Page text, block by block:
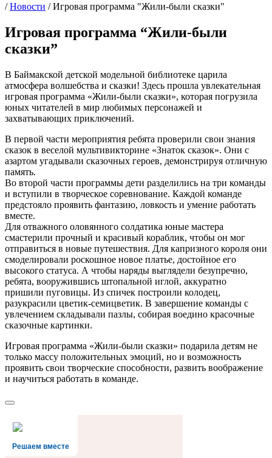
/Новости /Игровая программа "Жили-были сказки"
Игровая программа “Жили-были
сказки”
В Баймакской детской модельной библиотеке царила
атмосфера волшебства и сказки! Здесь прошла увлекательная
игровая программа «Жили-были сказки», которая погрузила
юных читателей в мир любимых персонажей и
захватывающих приключений.
В первой части мероприятия ребята проверили свои знания
сказок в веселой мультивикторине «Знаток сказок». Они с
азартом угадывали сказочных героев, демонстрируя отличную
память.
Во второй части программы дети разделились на три команды
и вступили в творческое соревнование. Каждой команде
предстояло проявить фантазию, ловкость и умение работать
вместе.
Для отважного оловянного солдатика юные мастера
смастерили прочный и красивый кораблик, чтобы он мог
отправиться в новые путешествия. Для капризного короля они
смоделировали роскошное новое платье, достойное его
высокого статуса. А чтобы наряды выглядели безупречно,
ребята, вооружившись штопальной иглой, аккуратно
пришили пуговицы. Из спичек построили колодец,
разукрасили цветик-семицветик. В завершение команды с
увлечением складывали пазлы, собирая воедино красочные
сказочные картинки.
Игровая программа «Жили-были сказки» подарила детям не
только массу положительных эмоций, но и возможность
проявить свои творческие способности, развить воображение
и научиться работать в команде.
Решаем вместе